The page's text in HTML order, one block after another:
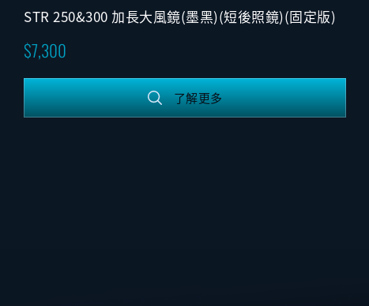
STR 250&300 加長大風鏡(墨黑)(短後照鏡)(固定版)
7,300
了解更多